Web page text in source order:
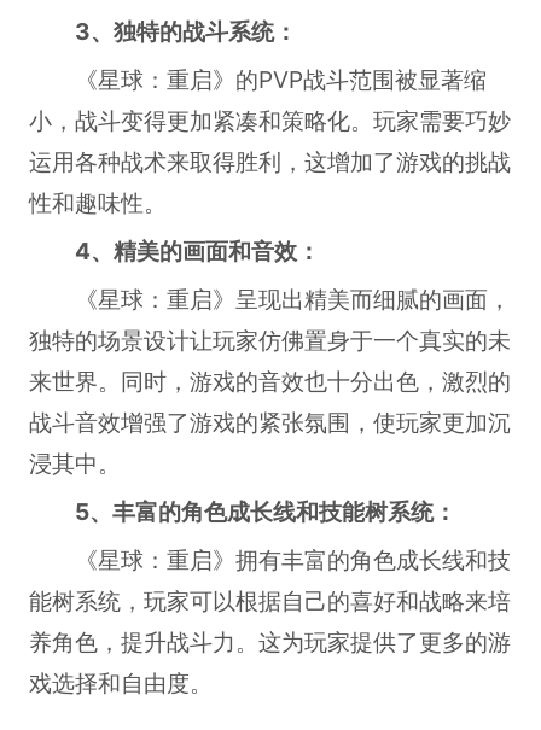
3、独特的战斗系统：
《星球：重启》的PVP战斗范围被显著缩
小，战斗变得更加紧凑和策略化。玩家需要巧妙
运用各种战术来取得胜利，这增加了游戏的挑战
性和趣味性。
4、精美的画面和音效：
《星球：重启》呈现出精美而细腻的画面，
独特的场景设计让玩家仿佛置身于一个真实的未
来世界。同时，游戏的音效也十分出色，激烈的
战斗音效增强了游戏的紧张氛围，使玩家更加沉
浸其中。
5、丰富的角色成长线和技能树系统：
《星球：重启》拥有丰富的角色成长线和技
能树系统，玩家可以根据自己的喜好和战略来培
养角色，提升战斗力。这为玩家提供了更多的游
戏选择和自由度。